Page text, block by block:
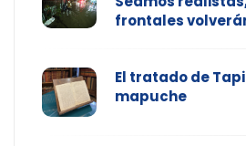
frontales
El tratado de
mapuche